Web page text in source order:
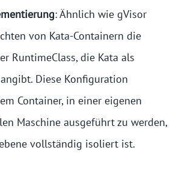
: Ähnlich wie gVisor
von Kata-Containern die
RuntimeClass, die Kata als
Diese Konfiguration
Container, in einer eigenen
Maschine ausgeführt zu werden,
vollständig isoliert ist.